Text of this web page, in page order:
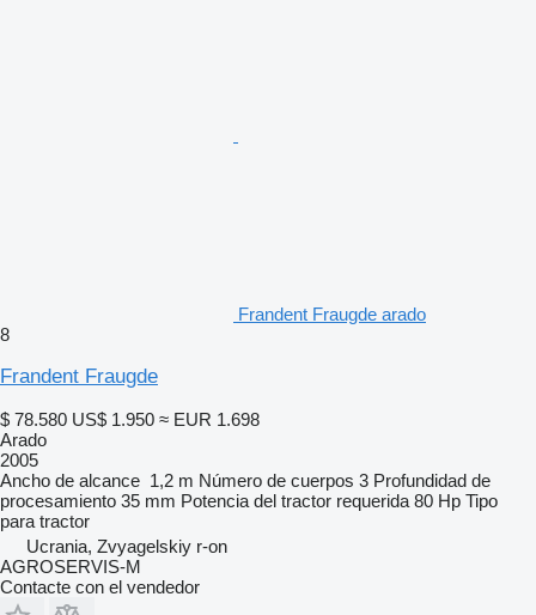
Frandent Fraugde arado
8
Frandent Fraugde
$ 78.580 US$ 1.950 ≈ EUR 1.698
Arado
2005
Ancho de alcance 1,2 m Número de cuerpos 3 Profundidad de
procesamiento 35 mm Potencia del tractor requerida 80 Hp Tipo
para tractor
Ucrania, Zvyagelskiy r-on
AGROSERVIS-M
Contacte con el vendedor